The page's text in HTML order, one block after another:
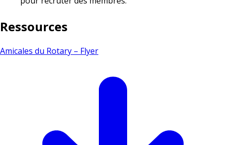
Ressources
Amicales du Rotary – Flyer